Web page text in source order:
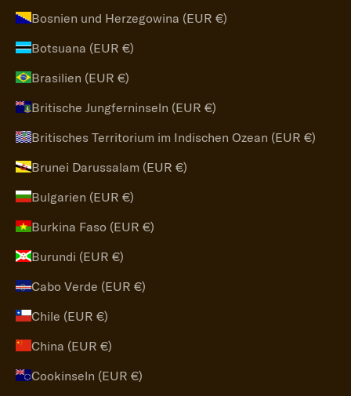
Bosnien und Herzegowina (EUR €)
Botsuana (EUR €)
Brasilien (EUR €)
Britische Jungferninseln (EUR €)
Britisches Territorium im Indischen Ozean (EUR €)
Brunei Darussalam (EUR €)
Bulgarien (EUR €)
Burkina Faso (EUR €)
Burundi (EUR €)
Cabo Verde (EUR €)
Chile (EUR €)
China (EUR €)
Cookinseln (EUR €)